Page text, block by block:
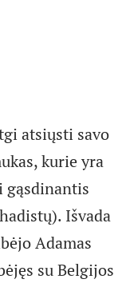
atsiųsti savo
kurie yra
gąsdinantis
Išvada
Adamas
su Belgijos